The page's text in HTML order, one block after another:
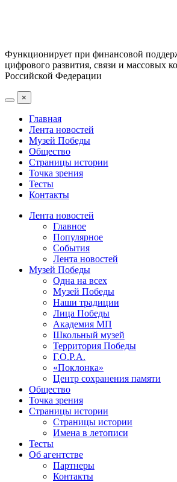
Функционирует при финансовой
цифрового развития, связи и массовых
Российской Федерации
×
Главная
Лента новостей
Музей Победы
Общество
Страницы истории
Точка зрения
Тесты
Контакты
Лента новостей
Главное
Популярное
События
Лента новостей
Музей Победы
Одна на всех
Музей Победы
Наши традиции
Лица Победы
Академия МП
Школьный музей
Территория Победы
Г.О.Р.А.
«Поклонка»
Центр сохранения памяти
Общество
Точка зрения
Страницы истории
Страницы истории
Имена в летописи
Тесты
Об агентстве
Партнеры
Контакты